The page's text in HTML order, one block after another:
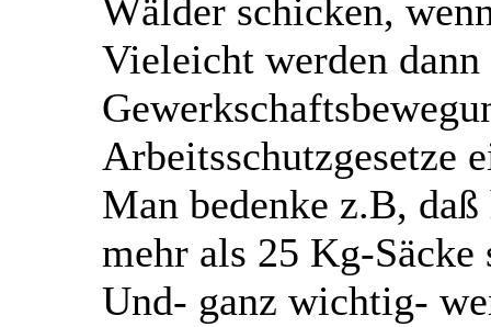
Wälder schicken,
Vieleicht werden
Arbeitsschutzgesetze
Man bedenke z.B,
mehr als 25 Kg-Säcke
Und- ganz wichtig-